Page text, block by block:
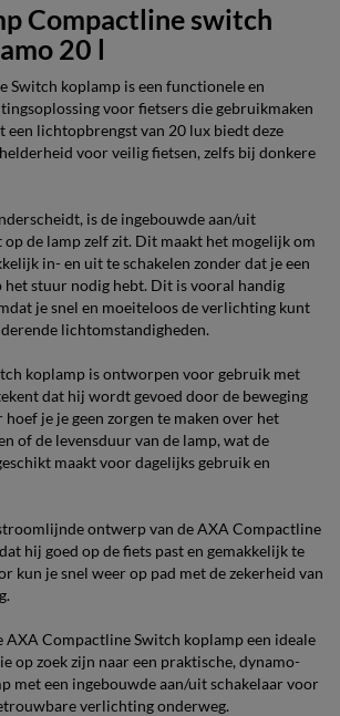
Compactline switch
20 l
Switch koplamp is een functionele en
voor fietsers die gebruikmaken
een lichtopbrengst van 20 lux biedt deze
voor veilig fietsen, zelfs bij donkere
is de ingebouwde aan/uit
de lamp zelf zit. Dit maakt het mogelijk om
in- en uit te schakelen zonder dat je een
het stuur nodig hebt. Dit is vooral handig
je snel en moeiteloos de verlichting kunt
lichtomstandigheden.
koplamp is ontworpen voor gebruik met
dat hij wordt gevoed door de beweging
je je geen zorgen te maken over het
of de levensduur van de lamp, wat de
maakt voor dagelijks gebruik en
ontwerp van de AXA Compactline
hij goed op de fiets past en gemakkelijk te
kun je snel weer op pad met de zekerheid van
AXA Compactline Switch koplamp een ideale
op zoek zijn naar een praktische, dynamo-
met een ingebouwde aan/uit schakelaar voor
verlichting onderweg.